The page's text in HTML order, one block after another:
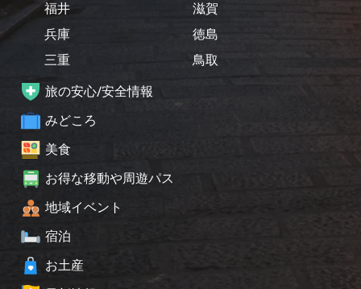
福井
兵庫
三重
滋賀
徳島
鳥取
旅の安心/安全情報
みどころ
美食
お得な移動や周遊パス
地域イベント
宿泊
お土産